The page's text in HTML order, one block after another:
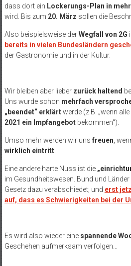
dass dort ein Lockerungs-Plan in
wird. Bis zum 20. März sollen die
Also beispielsweise derWegfall von 2G
bereits in vielen Bundesländern
der Gastronomie und in der Kultur.
Wir bleiben aber lieber zurück haltend
Uns wurde schon mehrfach
„beendet“ erklärtwerde (z.B. „wenn
2021 ein Impfangebotbekommen“).
Umso mehr werden wir uns freuen ,
wirklich eintritt.
Eine andere harte Nuss ist die
im Gesundheitswesen. Bund und
Gesetz dazu verabschiedet; und erst
auf, dass es Schwierigkeiten bei der
Es wird also wieder eine spannende
Geschehen aufmerksam verfolgen…